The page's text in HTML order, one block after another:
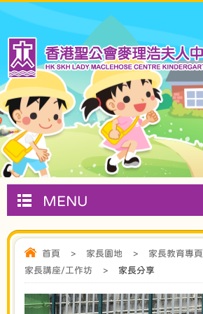
MENU
首頁 > 家長園地 > 家長教育專頁
家長講座/工作坊
> 家長分享